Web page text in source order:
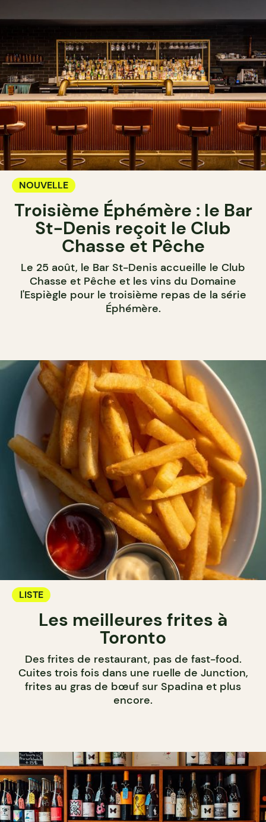
NOUVELLE
Troisième Éphémère : le Bar
St-Denis reçoit le Club
Chasse et Pêche
Le 25 août, le Bar St-Denis accueille le Club
Chasse et Pêche et les vins du Domaine
l'Espiègle pour le troisième repas de la série
Éphémère.
LISTE
Les meilleures frites à
Toronto
Des frites de restaurant, pas de fast-food.
Cuites trois fois dans une ruelle de Junction,
frites au gras de bœuf sur Spadina et plus
encore.